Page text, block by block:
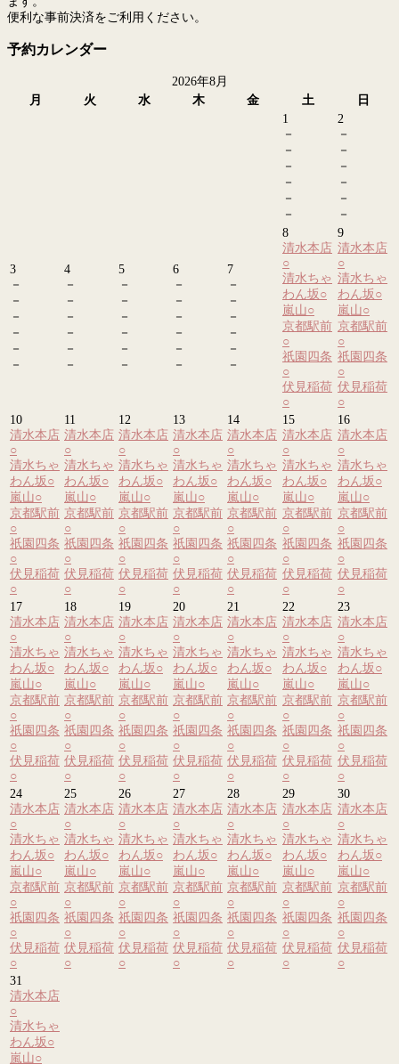
便利な事前決済をご利用ください。
予約カレンダー
2026年8月
月
火 水 木 金 土
日
1
－
－
－
－
－
－
2
－
－
－
－
－
－
3
－
－
－
－
－
－
4
－
－
－
－
－
－
5
－
－
－
－
－
－
6
－
－
－
－
－
－
7
－
－
－
－
－
－
8
清水本店
○
清水ちゃ
わん坂○
嵐山○
京都駅前
○
祇園四条
○
伏見稲荷
○
9
清水本店
○
清水ちゃ
わん坂○
嵐山○
京都駅前
○
祇園四条
○
伏見稲荷
○
10
清水本店
○
清水ちゃ
わん坂○
嵐山○
京都駅前
○
祇園四条
○
伏見稲荷
○
11
清水本店
○
清水ちゃ
わん坂○
嵐山○
京都駅前
○
祇園四条
○
伏見稲荷
○
12
清水本店
○
清水ちゃ
わん坂○
嵐山○
京都駅前
○
祇園四条
○
伏見稲荷
○
13
清水本店
○
清水ちゃ
わん坂○
嵐山○
京都駅前
○
祇園四条
○
伏見稲荷
○
14
清水本店
○
清水ちゃ
わん坂○
嵐山○
京都駅前
○
祇園四条
○
伏見稲荷
○
15
清水本店
○
清水ちゃ
わん坂○
嵐山○
京都駅前
○
祇園四条
○
伏見稲荷
○
16
清水本店
○
清水ちゃ
わん坂○
嵐山○
京都駅前
○
祇園四条
○
伏見稲荷
○
17
清水本店
○
清水ちゃ
わん坂○
嵐山○
京都駅前
○
祇園四条
○
伏見稲荷
○
18
清水本店
○
清水ちゃ
わん坂○
嵐山○
京都駅前
○
祇園四条
○
伏見稲荷
○
19
清水本店
○
清水ちゃ
わん坂○
嵐山○
京都駅前
○
祇園四条
○
伏見稲荷
○
20
清水本店
○
清水ちゃ
わん坂○
嵐山○
京都駅前
○
祇園四条
○
伏見稲荷
○
21
清水本店
○
清水ちゃ
わん坂○
嵐山○
京都駅前
○
祇園四条
○
伏見稲荷
○
22
清水本店
○
清水ちゃ
わん坂○
嵐山○
京都駅前
○
祇園四条
○
伏見稲荷
○
23
清水本店
○
清水ちゃ
わん坂○
嵐山○
京都駅前
○
祇園四条
○
伏見稲荷
○
24
清水本店
○
清水ちゃ
わん坂○
嵐山○
京都駅前
○
祇園四条
○
伏見稲荷
○
25
清水本店
○
清水ちゃ
わん坂○
嵐山○
京都駅前
○
祇園四条
○
伏見稲荷
○
26
清水本店
○
清水ちゃ
わん坂○
嵐山○
京都駅前
○
祇園四条
○
伏見稲荷
○
27
清水本店
○
清水ちゃ
わん坂○
嵐山○
京都駅前
○
祇園四条
○
伏見稲荷
○
28
清水本店
○
清水ちゃ
わん坂○
嵐山○
京都駅前
○
祇園四条
○
伏見稲荷
○
29
清水本店
○
清水ちゃ
わん坂○
嵐山○
京都駅前
○
祇園四条
○
伏見稲荷
○
30
清水本店
○
清水ちゃ
わん坂○
嵐山○
京都駅前
○
祇園四条
○
伏見稲荷
○
31
清水本店
○
清水ちゃ
わん坂○
嵐山○